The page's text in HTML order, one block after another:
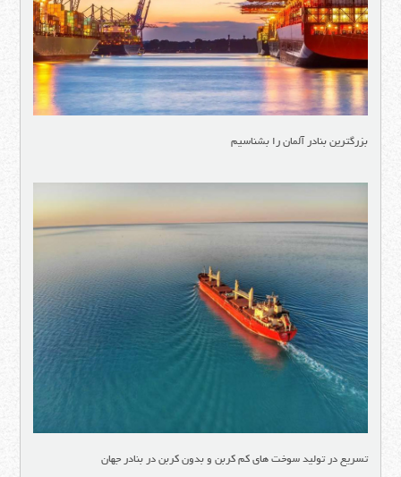
بزرگترین بنادر آلمان را بشناسیم
تسریع در تولید سوخت های کم کربن و بدون کربن در بنادر جهان